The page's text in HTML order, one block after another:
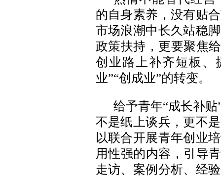
的自身素养，没有贴
市场浪潮中长久站稳
政策扶持，更要聚焦
创业路上补齐短板、
业”“创成业”的转变。
给予青年“成长补
不是纸上谈兵，更不
以联合开展青年创业
用性强的内容，引导
走访、案例分析、经